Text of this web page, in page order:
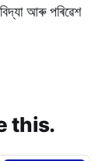
আৰু পৰিৱেশ
this.